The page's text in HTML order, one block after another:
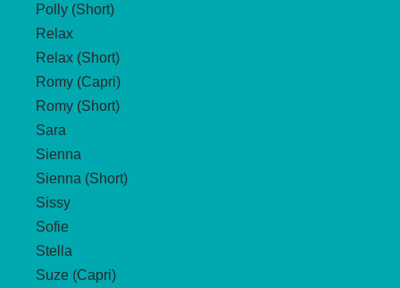
Polly (Short)
Relax
Relax (Short)
Romy (Capri)
Romy (Short)
Sara
Sienna
Sienna (Short)
Sissy
Sofie
Stella
Suze (Capri)